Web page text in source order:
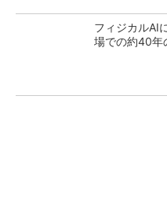
フィジカルAI
場での約40年